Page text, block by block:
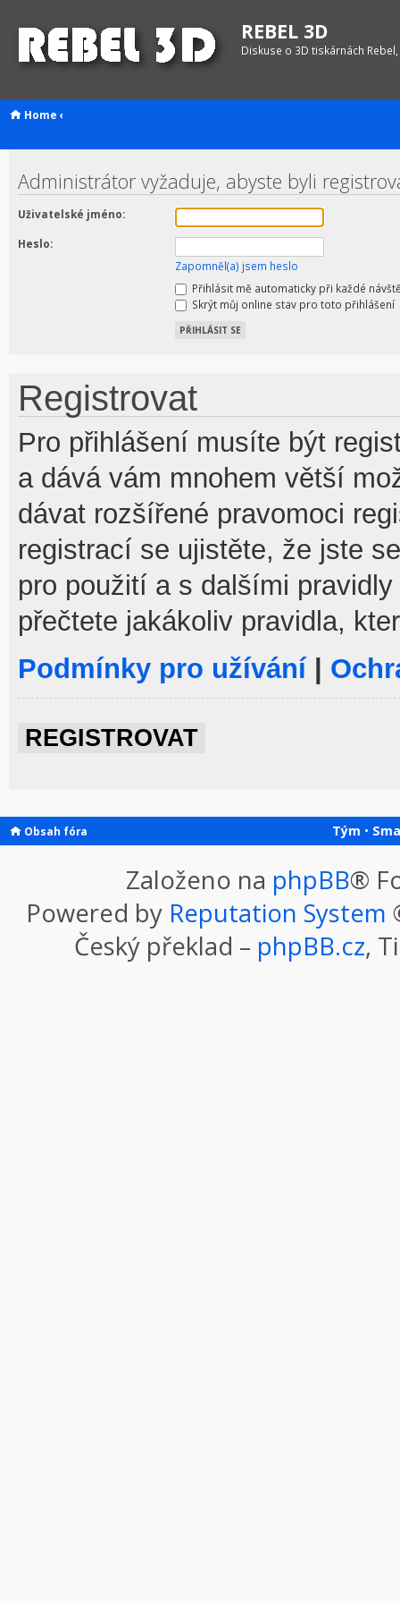
REBEL 3D
Diskuse o 3D tiskárnách
Home ‹
Administrátor vyžaduje, abyste byli
Uživatelské jméno:
Heslo:
Zapomněl(a) jsem heslo
Přihlásit mě automaticky při každé
Skrýt můj online stav pro toto přihlášení
Registrovat
Pro přihlášení musíte být
a dává vám mnohem větší
dávat rozšířené pravomoci
registrací se ujistěte, že jste
pro použití a s dalšími
přečtete jakákoliv pravidla,
Podmínky pro užívání|
REGISTROVAT
Obsah fóra Tým •
Založeno na phpBB®
Powered by Reputation System
Český překlad – phpBB.cz,